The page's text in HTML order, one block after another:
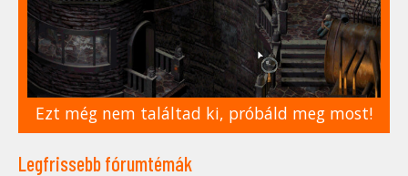
Ezt még nem találtad ki, próbáld meg most!
Legfrissebb fórumtémák